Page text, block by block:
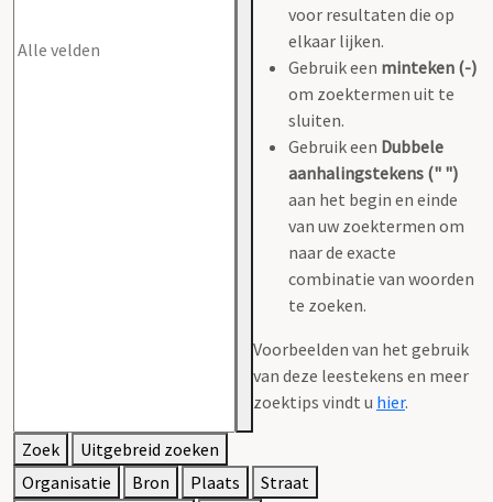
voor resultaten die op
elkaar lijken.
Gebruik een minteken (-)
om zoektermen uit te
sluiten.
Gebruik een Dubbele
aanhalingstekens (" ")
aan het begin en einde
van uw zoektermen om
naar de exacte
combinatie van woorden
te zoeken.
Voorbeelden van het gebruik
van deze leestekens en meer
zoektips vindt u hier.
Zoek
Uitgebreid zoeken
Organisatie
Bron Plaats
Straat